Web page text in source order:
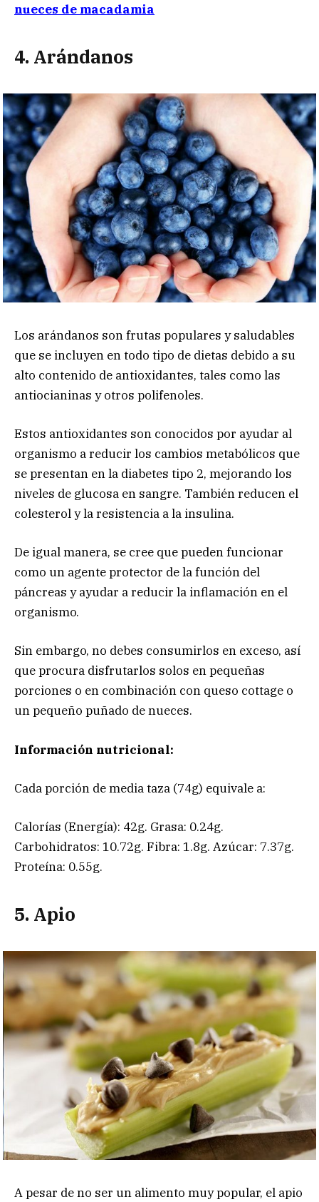
nueces de macadamia
4. Arándanos
Los arándanos son frutas populares y saludables
que se incluyen en todo tipo de dietas debido a su
alto contenido de antioxidantes, tales como las
antiocianinas y otros polifenoles.
Estos antioxidantes son conocidos por ayudar al
organismo a reducir los cambios metabólicos que
se presentan en la diabetes tipo 2, mejorando los
niveles de glucosa en sangre. También reducen el
colesterol y la resistencia a la insulina.
De igual manera, se cree que pueden funcionar
como un agente protector de la función del
páncreas y ayudar a reducir la inflamación en el
organismo.
Sin embargo, no debes consumirlos en exceso, así
que procura disfrutarlos solos en pequeñas
porciones o en combinación con queso cottage o
un pequeño puñado de nueces.
Información nutricional:
Cada porción de media taza (74g) equivale a:
Calorías (Energía): 42g. Grasa: 0.24g.
Carbohidratos: 10.72g. Fibra: 1.8g. Azúcar: 7.37g.
Proteína: 0.55g.
5. Apio
A pesar de no ser un alimento muy popular, el apio